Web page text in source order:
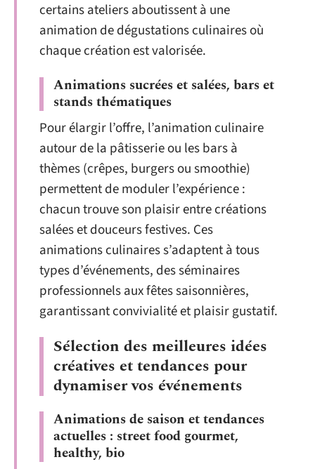
certains ateliers aboutissent à une
animation de dégustations culinaires où
chaque création est valorisée.
Animations sucrées et salées, bars et
stands thématiques
Pour élargir l’offre, l’animation culinaire
autour de la pâtisserie ou les bars à
thèmes (crêpes, burgers ou smoothie)
permettent de moduler l’expérience :
chacun trouve son plaisir entre créations
salées et douceurs festives. Ces
animations culinaires s’adaptent à tous
types d’événements, des séminaires
professionnels aux fêtes saisonnières,
garantissant convivialité et plaisir gustatif.
Sélection des meilleures idées
créatives et tendances pour
dynamiser vos événements
Animations de saison et tendances
actuelles : street food gourmet,
healthy, bio